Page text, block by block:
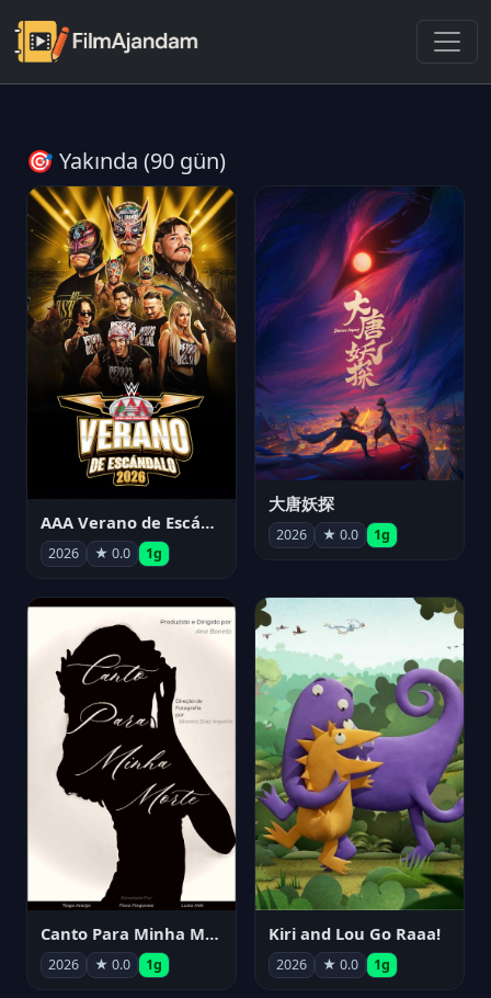
🎯 Yakında (90 gün)
AAA Verano de Escándalo 2026 - Week 3
2026 ★ 0.0 1g
大唐妖探
2026 ★ 0.0 1g
Canto Para Minha Morte
2026 ★ 0.0 1g
Kiri and Lou Go Raaa!
2026 ★ 0.0 1g